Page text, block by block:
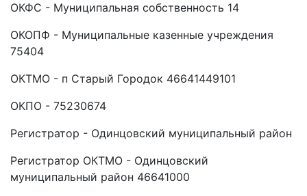
ОКФС - Муниципальная собственность 14
ОКОПФ - Муниципальные казенные учреждения
75404
ОКТМО - п Старый Городок 46641449101
ОКПО - 75230674
Регистратор - Одинцовский муниципальный район
Регистратор ОКТМО - Одинцовский
муниципальный район 46641000